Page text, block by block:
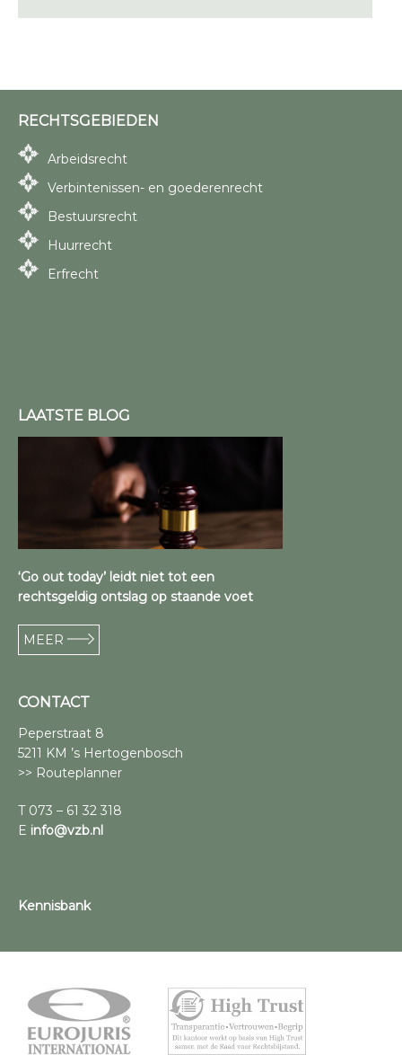
RECHTSGEBIEDEN
Arbeidsrecht
Verbintenissen- en goederenrecht
Bestuursrecht
Huurrecht
Erfrecht
LAATSTE BLOG
‘Go out today’ leidt niet tot een
rechtsgeldig ontslag op staande voet
MEER
CONTACT
Peperstraat 8
5211 KM ’s Hertogenbosch
>> Routeplanner
T 073 – 61 32 318
E info@vzb.nl
Kennisbank